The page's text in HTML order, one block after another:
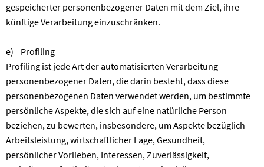
gespeicherter personenbezogener Daten mit dem Ziel, ihre
künftige Verarbeitung einzuschränken.
e) Profiling
Profiling ist jede Art der automatisierten Verarbeitung
personenbezogener Daten, die darin besteht, dass diese
personenbezogenen Daten verwendet werden, um bestimmte
persönliche Aspekte, die sich auf eine natürliche Person
beziehen, zu bewerten, insbesondere, um Aspekte bezüglich
Arbeitsleistung, wirtschaftlicher Lage, Gesundheit,
persönlicher Vorlieben, Interessen, Zuverlässigkeit,